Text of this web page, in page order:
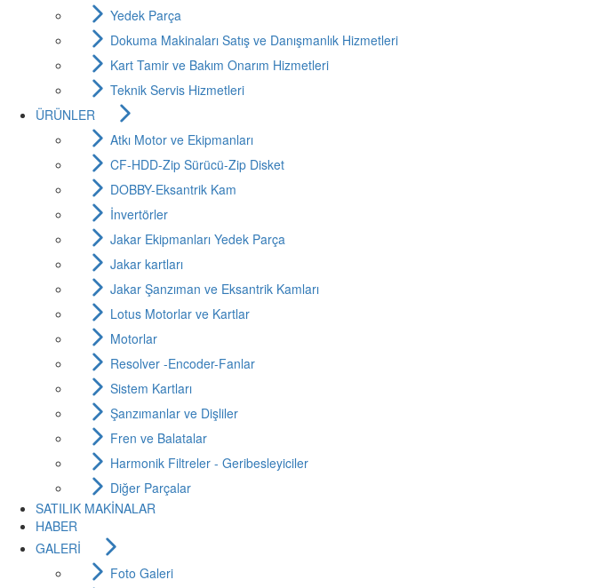
Yedek Parça
Dokuma Makinaları Satış ve Danışmanlık Hizmetleri
Kart Tamir ve Bakım Onarım Hizmetleri
Teknik Servis Hizmetleri
ÜRÜNLER
Atkı Motor ve Ekipmanları
CF-HDD-Zip Sürücü-Zip Disket
DOBBY-Eksantrik Kam
İnvertörler
Jakar Ekipmanları Yedek Parça
Jakar kartları
Jakar Şanzıman ve Eksantrik Kamları
Lotus Motorlar ve Kartlar
Motorlar
Resolver -Encoder-Fanlar
Sistem Kartları
Şanzımanlar ve Dişliler
Fren ve Balatalar
Harmonik Filtreler - Geribesleyiciler
Diğer Parçalar
SATILIK MAKİNALAR
HABER
GALERİ
Foto Galeri